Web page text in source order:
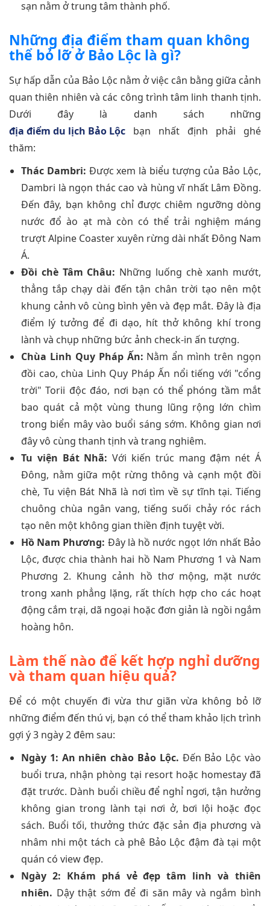
sạn nằm ở trung tâm thành phố.
Những địa điểm tham quan không
thể bỏ lỡ ở Bảo Lộc là gì?
Sự hấp dẫn của Bảo Lộc nằm ở việc cân bằng giữa cảnh
quan thiên nhiên và các công trình tâm linh thanh tịnh.
Dưới đây là danh sách những
địa điểm du lịch Bảo Lộc bạn nhất định phải ghé
thăm:
Thác Dambri: Được xem là biểu tượng của Bảo Lộc,
Dambri là ngọn thác cao và hùng vĩ nhất Lâm Đồng.
Đến đây, bạn không chỉ được chiêm ngưỡng dòng
nước đổ ào ạt mà còn có thể trải nghiệm máng
trượt Alpine Coaster xuyên rừng dài nhất Đông Nam
Á.
Đồi chè Tâm Châu: Những luống chè xanh mướt,
thẳng tắp chạy dài đến tận chân trời tạo nên một
khung cảnh vô cùng bình yên và đẹp mắt. Đây là địa
điểm lý tưởng để đi dạo, hít thở không khí trong
lành và chụp những bức ảnh check-in ấn tượng.
Chùa Linh Quy Pháp Ấn: Nằm ẩn mình trên ngọn
đồi cao, chùa Linh Quy Pháp Ấn nổi tiếng với "cổng
trời" Torii độc đáo, nơi bạn có thể phóng tầm mắt
bao quát cả một vùng thung lũng rộng lớn chìm
trong biển mây vào buổi sáng sớm. Không gian nơi
đây vô cùng thanh tịnh và trang nghiêm.
Tu viện Bát Nhã: Với kiến trúc mang đậm nét Á
Đông, nằm giữa một rừng thông và cạnh một đồi
chè, Tu viện Bát Nhã là nơi tìm về sự tĩnh tại. Tiếng
chuông chùa ngân vang, tiếng suối chảy róc rách
tạo nên một không gian thiền định tuyệt vời.
Hồ Nam Phương: Đây là hồ nước ngọt lớn nhất Bảo
Lộc, được chia thành hai hồ Nam Phương 1 và Nam
Phương 2. Khung cảnh hồ thơ mộng, mặt nước
trong xanh phẳng lặng, rất thích hợp cho các hoạt
động cắm trại, dã ngoại hoặc đơn giản là ngồi ngắm
hoàng hôn.
Làm thế nào để kết hợp nghỉ dưỡng
và tham quan hiệu quả?
Để có một chuyến đi vừa thư giãn vừa không bỏ lỡ
những điểm đến thú vị, bạn có thể tham khảo lịch trình
gợi ý 3 ngày 2 đêm sau:
Ngày 1: An nhiên chào Bảo Lộc. Đến Bảo Lộc vào
buổi trưa, nhận phòng tại resort hoặc homestay đã
đặt trước. Dành buổi chiều để nghỉ ngơi, tận hưởng
không gian trong lành tại nơi ở, bơi lội hoặc đọc
sách. Buổi tối, thưởng thức đặc sản địa phương và
nhâm nhi một tách cà phê Bảo Lộc đậm đà tại một
quán có view đẹp.
Ngày 2: Khám phá vẻ đẹp tâm linh và thiên
nhiên. Dậy thật sớm để đi săn mây và ngắm bình